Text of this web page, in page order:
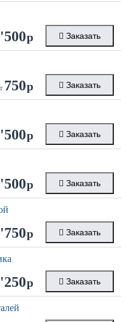
р Заказать
750р Заказать
р Заказать
р Заказать
р Заказать
р Заказать